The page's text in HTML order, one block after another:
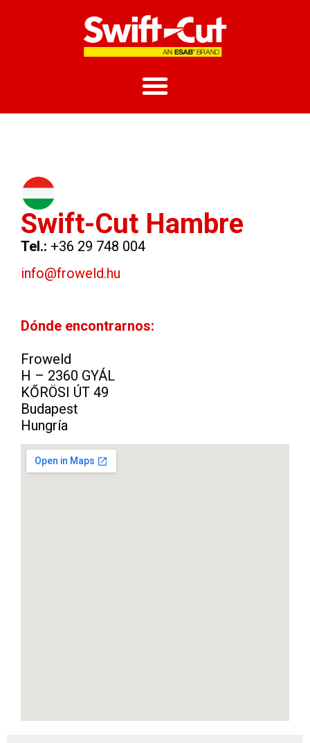
Swift-Cut Hambre
Tel.: +36 29 748 004
info@froweld.hu
Dónde encontrarnos:
Froweld
H – 2360 GYÁL
KŐRÖSI ÚT 49
Budapest
Hungría